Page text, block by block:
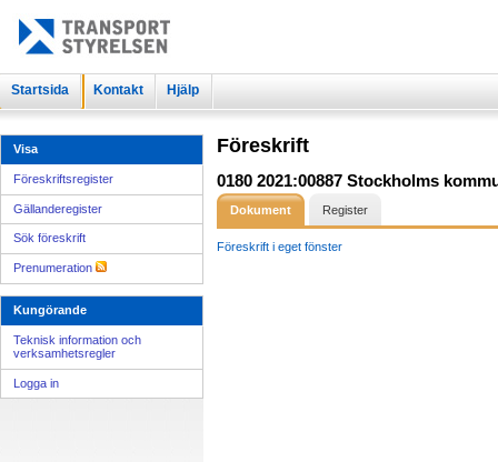
Startsida Kontakt Hjälp
Visa
Föreskriftsregister
Gällanderegister
Sök föreskrift
Prenumeration
Kungörande
Teknisk information och
verksamhetsregler
Logga in
Föreskrift
0180 2021:00887 Stockholms
Dokument Register
Föreskrift i eget fönster